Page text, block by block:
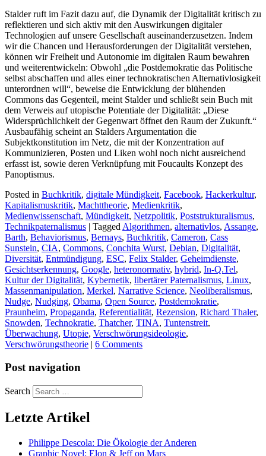
Stalder ruft im Fazit dazu auf, die Dynamik der Digitalität kritisch zu
reflektieren und sich aktiv mit den Auswirkungen digitaler
Technologien auf unsere Gesellschaft auseinanderzusetzen. Indem
wir die Chancen und Herausforderungen der Digitalität verstehen,
können wir Freiheit und Autonomie im digitalen Raum bewahren
und weiterentwickeln: Obwohl „die Postdemokratie das Politische
selbst abschaffen und alles einer technokratischen Alternativlosigkeit
unterordnen will“, beweise die Entwicklung der blühenden
Commons das Gegenteil, meint Stalder und schließt sein Buch mit
dem Verweis auf utopische Potentiale der Digitalität: „Diese
Widersprüchlichkeit der Gegenwart öffnet den Raum der Zukunft.“
Ausbaufähig scheint an Stalders Argumentation die
Subjektkonstitution im Netz, die mit der Konzentration auf
Kommunizieren, Posten und Liken wohl noch nicht ausreichend
erfasst ist, sowie deren Verknüpfung mit Foucaults Konzept des
Panoptismus.
Posted in Buchkritik, digitale Mündigkeit, Facebook, Hackerkultur,
Kapitalismuskritik, Machttheorie, Medienkritik,
Medienwissenschaft, Mündigkeit, Netzpolitik, Poststrukturalismus,
Technikpaternalismus | Tagged Algorithmen, alternativlos, Assange,
Barth, Behaviorismus, Bernays, Buchkritik, Cameron, Cass
Sunstein, CIA, Commons, Conchita Wurst, Debian, Digitalität,
Diversität, Entmündigung, ESC, Felix Stalder, Geheimdienste,
Gesichtserkennung, Google, heteronormativ, hybrid, In-Q.Tel,
Kultur der Digitalität, Kybernetik, libertärer Paternalismus, Linux,
Massenmanipulation, Merkel, Narrative Science, Neoliberalismus,
Nudge, Nudging, Obama, Open Source, Postdemokratie,
Praunheim, Propaganda, Referentialität, Rezension, Richard Thaler,
Snowden, Technokratie, Thatcher, TINA, Tuntenstreit,
Überwachung, Utopie, Verschwörungsideologie,
Verschwörungstheorie | 6 Comments
Post navigation
Search
Letzte Artikel
Philippe Descola: Die Ökologie der Anderen
Graphic Novel: Elon & Jeff on Mars